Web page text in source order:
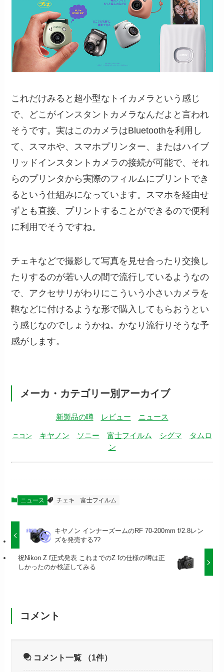
これだけみると超小型なトイカメラという感じ
で、どこがインスタントカメラなんだよと言われ
そうです。実はこのカメラはBluetoothを利用し
て、スマホや、スマホプリンター、またはハイブ
リッドインスタントカメラの接続が可能で、それ
らのプリンタから実際のフィルムにプリントでき
るという仕組みになっています。スマホを経由せ
ずとも直接、プリントすることができるので便利
に利用でそうですね。
チェキなどで撮影して写真を見せ合ったり交換し
たりするのが若い人の間で流行しているようなの
で、アクセサリがわりにこういう小さいカメラを
鞄などに付けるような形で購入してもらおうとい
う感じなのでしょうかね。かなり流行りそうな予
感がします。
メーカ・カテゴリー別アーカイブ
新製品の噂 レビュー ニュース
ニコン キヤノン ソニー 富士フイルム シグマ
タムロ
ン
ニュース チェキ 富士フイルム
キヤノン インナーズームのRF 70-200mm f/2.8レン
ズを発売する??
祝Nikon Z f正式発表 これまでのZ fの仕様の噂は正
しかったのか検証してみる
コメント
コメント一覧 （1件）